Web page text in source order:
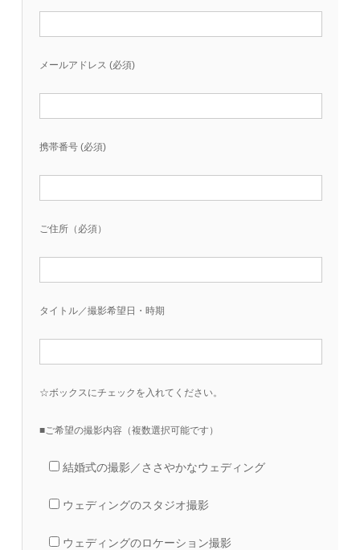
メールアドレス (必須)
携帯番号 (必須)
ご住所（必須）
タイトル／撮影希望日・時期
☆ボックスにチェックを入れてください。
■ご希望の撮影内容（複数選択可能です）
結婚式の撮影／ささやかなウェディング
ウェディングのスタジオ撮影
ウェディングのロケーション撮影